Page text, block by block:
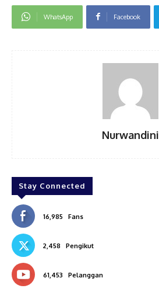
WhatsApp Facebook
Nurwandini
Stay Connected
16,985 Fans
2,458 Pengikut
61,453 Pelanggan